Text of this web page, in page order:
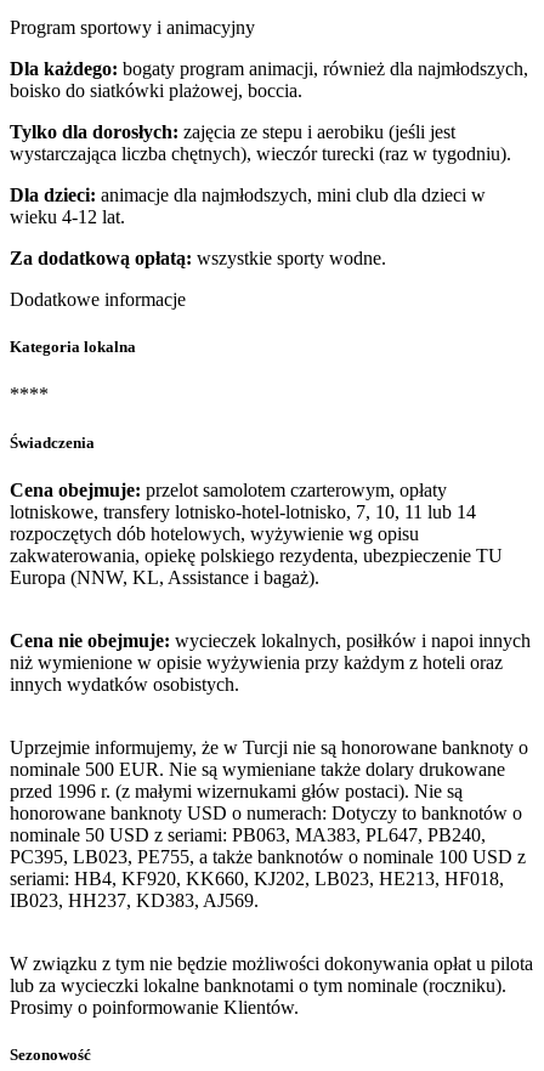
Program sportowy i animacyjny
Dla każdego: bogaty program animacji, również dla najmłodszych,
boisko do siatkówki plażowej, boccia.
Tylko dla dorosłych: zajęcia ze stepu i aerobiku (jeśli jest
wystarczająca liczba chętnych), wieczór turecki (raz w tygodniu).
Dla dzieci: animacje dla najmłodszych, mini club dla dzieci w
wieku 4-12 lat.
Za dodatkową opłatą: wszystkie sporty wodne.
Dodatkowe informacje
Kategoria lokalna
****
Świadczenia
Cena obejmuje: przelot samolotem czarterowym, opłaty
lotniskowe, transfery lotnisko-hotel-lotnisko, 7, 10, 11 lub 14
rozpoczętych dób hotelowych, wyżywienie wg opisu
zakwaterowania, opiekę polskiego rezydenta, ubezpieczenie TU
Europa (NNW, KL, Assistance i bagaż).
Cena nie obejmuje: wycieczek lokalnych, posiłków i napoi innych
niż wymienione w opisie wyżywienia przy każdym z hoteli oraz
innych wydatków osobistych.
Uprzejmie informujemy, że w Turcji nie są honorowane banknoty o
nominale 500 EUR. Nie są wymieniane także dolary drukowane
przed 1996 r. (z małymi wizernukami głów postaci). Nie są
honorowane banknoty USD o numerach: Dotyczy to banknotów o
nominale 50 USD z seriami: PB063, MA383, PL647, PB240,
PC395, LB023, PE755, a także banknotów o nominale 100 USD z
seriami: HB4, KF920, KK660, KJ202, LB023, HE213, HF018,
IB023, HH237, KD383, AJ569.
W związku z tym nie będzie możliwości dokonywania opłat u pilota
lub za wycieczki lokalne banknotami o tym nominale (roczniku).
Prosimy o poinformowanie Klientów.
Sezonowość